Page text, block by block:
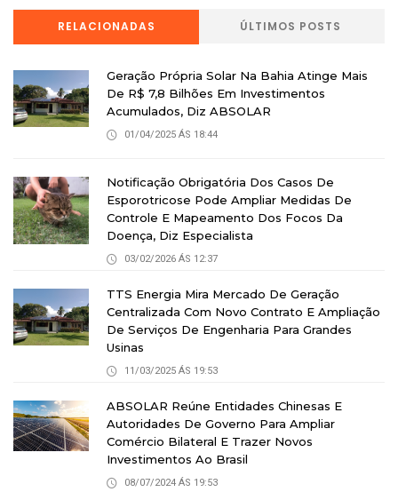
RELACIONADAS ÚLTIMOS POSTS
Geração Própria Solar Na Bahia Atinge Mais
De R$ 7,8 Bilhões Em Investimentos
Acumulados, Diz ABSOLAR
01/04/2025 ÁS 18:44
Notificação Obrigatória Dos Casos De
Esporotricose Pode Ampliar Medidas De
Controle E Mapeamento Dos Focos Da
Doença, Diz Especialista
03/02/2026 ÁS 12:37
TTS Energia Mira Mercado De Geração
Centralizada Com Novo Contrato E Ampliação
De Serviços De Engenharia Para Grandes
Usinas
11/03/2025 ÁS 19:53
ABSOLAR Reúne Entidades Chinesas E
Autoridades De Governo Para Ampliar
Comércio Bilateral E Trazer Novos
Investimentos Ao Brasil
08/07/2024 ÁS 19:53